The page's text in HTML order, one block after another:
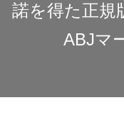
諾を得た正規
ABJマ